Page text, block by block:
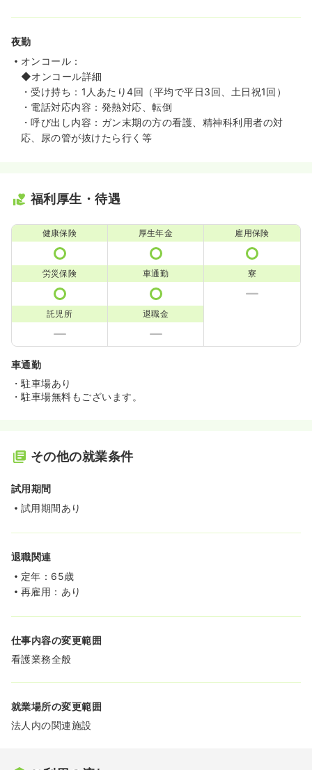
夜勤
オンコール：
◆オンコール詳細
・受け持ち：1人あたり4回（平均で平日3回、土日祝1回）
・電話対応内容：発熱対応、転倒
・呼び出し内容：ガン末期の方の看護、精神科利用者の対
応、尿の管が抜けたら行く等
福利厚生・待遇
健康保険 厚生年金 雇用保険
労災保険 車通勤 寮
託児所 退職金
車通勤
・駐車場あり
・駐車場無料もございます。
その他の就業条件
試用期間
試用期間あり
退職関連
定年：65歳
再雇用：あり
仕事内容の変更範囲
看護業務全般
就業場所の変更範囲
法人内の関連施設